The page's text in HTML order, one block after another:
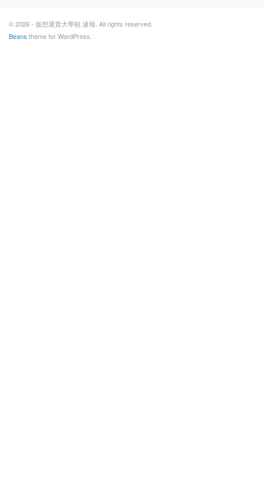
© 2026 - 仮想通貨大學校 速報. All rights reserved.
Beans theme for WordPress.